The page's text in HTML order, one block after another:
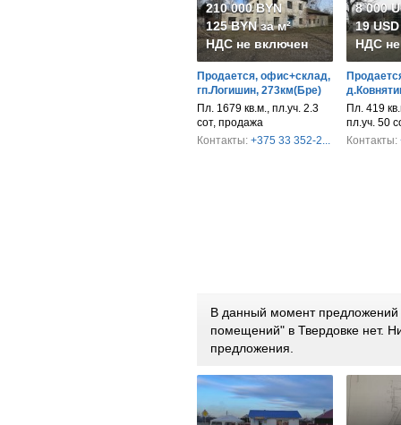
210 000 BYN
125 BYN за м²
НДС не включен
Продается, офис+склад,
гп.Логишин, 273км(Бре)
Пл. 1679 кв.м., пл.уч. 2.3
сот, продажа
Контакты: +375 33 352-2...
8 000
19
НДС
Пл. 419
пл.уч. 50
Контакты:
В данный момент предложений
помещений" в Твердовке нет.
предложения.